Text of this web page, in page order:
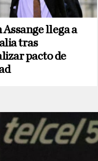
llega a
tras
pacto de